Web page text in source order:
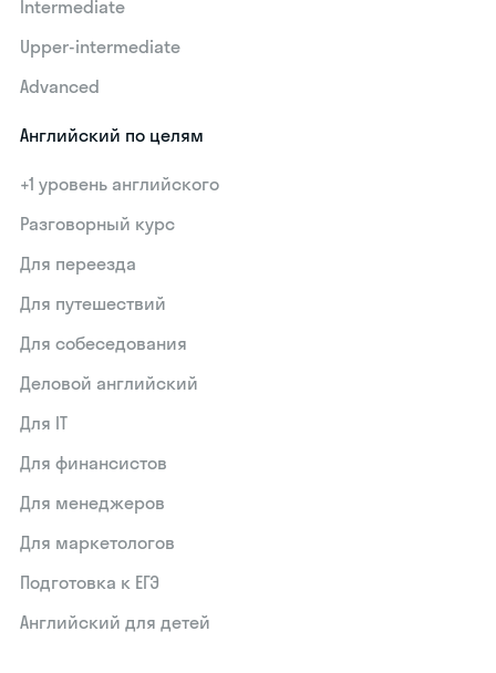
Intermediate
Upper-intermediate
Advanced
Английский по целям
+1 уровень английского
Разговорный курс
Для переезда
Для путешествий
Для собеседования
Деловой английский
Для IT
Для финансистов
Для менеджеров
Для маркетологов
Подготовка к ЕГЭ
Английский для детей